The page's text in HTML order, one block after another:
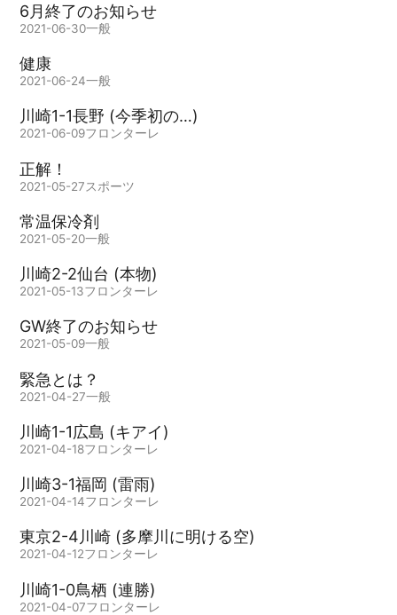
6月終了のお知らせ
2021-06-30一般
健康
2021-06-24一般
川崎1-1長野 (今季初の…)
2021-06-09フロンターレ
正解！
2021-05-27スポーツ
常温保冷剤
2021-05-20一般
川崎2-2仙台 (本物)
2021-05-13フロンターレ
GW終了のお知らせ
2021-05-09一般
緊急とは？
2021-04-27一般
川崎1-1広島 (キアイ)
2021-04-18フロンターレ
川崎3-1福岡 (雷雨)
2021-04-14フロンターレ
東京2-4川崎 (多摩川に明ける空)
2021-04-12フロンターレ
川崎1-0鳥栖 (連勝)
2021-04-07フロンターレ